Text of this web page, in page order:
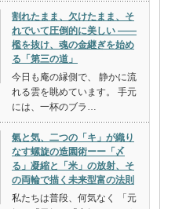
割れたまま、欠けたまま、そ
れでいて圧倒的に美しい ――
檻を抜け、魂の金継ぎを始め
る「第三の道」
今日も庵の縁側で、 静かに流
れる雲を眺めています。 手元
には、一杯のブラ…
氣と気、二つの「キ」が織り
なす螺旋の造園術ーー「〆
る」凝縮と「米」の放射、そ
の両輪で描く未来型富の法則
私たちは普段、何気なく 「元